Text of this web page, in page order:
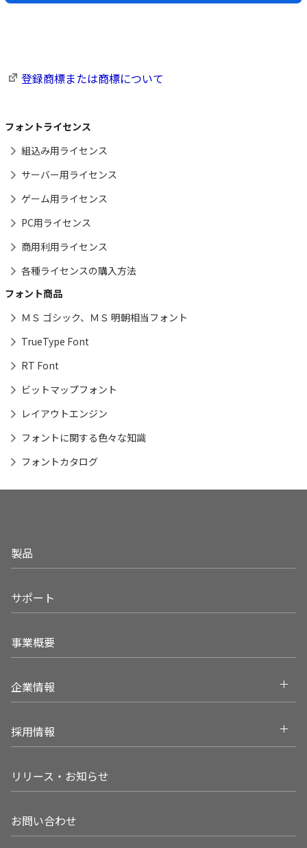
登録商標または商標について
フォントライセンス
組込み用ライセンス
サーバー用ライセンス
ゲーム用ライセンス
PC用ライセンス
商用利用ライセンス
各種ライセンスの購入方法
フォント商品
ＭＳ ゴシック、ＭＳ 明朝相当フォント
TrueType Font
RT Font
ビットマップフォント
レイアウトエンジン
フォントに関する色々な知識
フォントカタログ
製品
サポート
事業概要
企業情報
採用情報
リリース・お知らせ
お問い合わせ